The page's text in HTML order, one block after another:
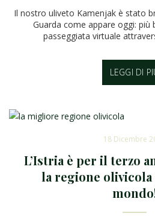
Il nostro uliveto Kamenjak è stato
Guarda come appare oggi: più
passeggiata virtuale
LEGGI DI
18 Dicembre
L’Istria è per il terzo
la regione